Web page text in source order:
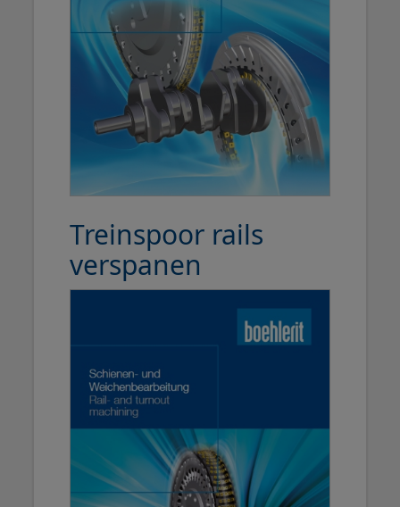
Treinspoor rails
verspanen